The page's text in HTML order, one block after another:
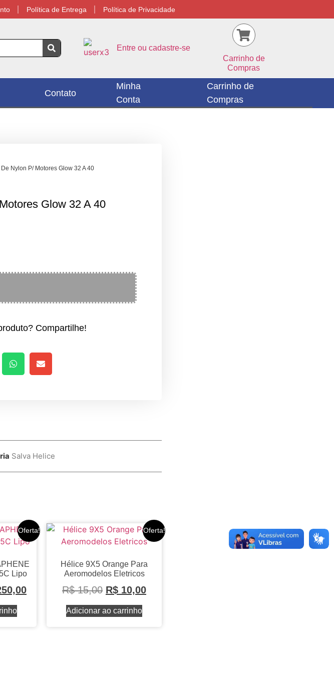
Política de Entrega Política de Privacidade
Entre ou cadastre-se
Carrinho de
Compras
Contato
Minha
Conta
Carrinho de
Compras
Nylon P/ Motores Glow 32 A 40
Glow 32 A 40
Compartilhe!
Salva Helice
Oferta!
Lipo
Oferta!
Hélice 9X5 Orange Para
Aeromodelos Eletricos
R$15,00 R$ 10,00
Adicionar ao carrinho